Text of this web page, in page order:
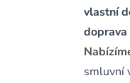
vlastní
doprava
smluvní